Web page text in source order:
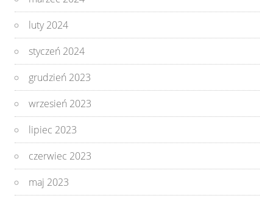
luty 2024
styczeń 2024
grudzień 2023
wrzesień 2023
lipiec 2023
czerwiec 2023
maj 2023